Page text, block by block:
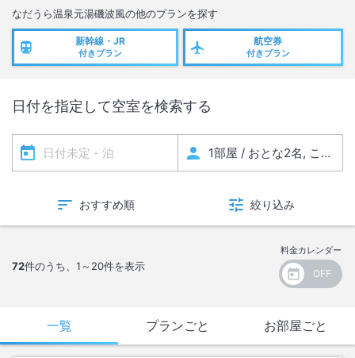
なだうら温泉元湯磯波風の他のプランを探す
新幹線・JR
付きプラン
航空券
付きプラン
日付を指定して空室を検索する
おすすめ順 絞り込み
72件のうち、 1～20件を表示
料金カレンダー
一覧 プランごと お部屋ごと